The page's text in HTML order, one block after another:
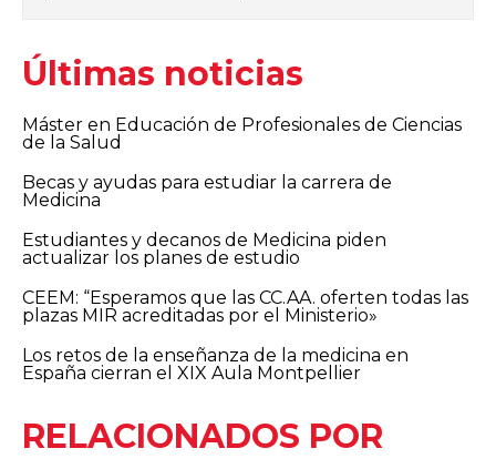
Últimas noticias
Máster en Educación de Profesionales de Ciencias
de la Salud
Becas y ayudas para estudiar la carrera de
Medicina
Estudiantes y decanos de Medicina piden
actualizar los planes de estudio
CEEM: “Esperamos que las CC.AA. oferten todas las
plazas MIR acreditadas por el Ministerio»
Los retos de la enseñanza de la medicina en
España cierran el XIX Aula Montpellier
RELACIONADOS POR